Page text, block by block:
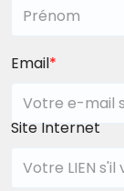
Email*
Site Internet